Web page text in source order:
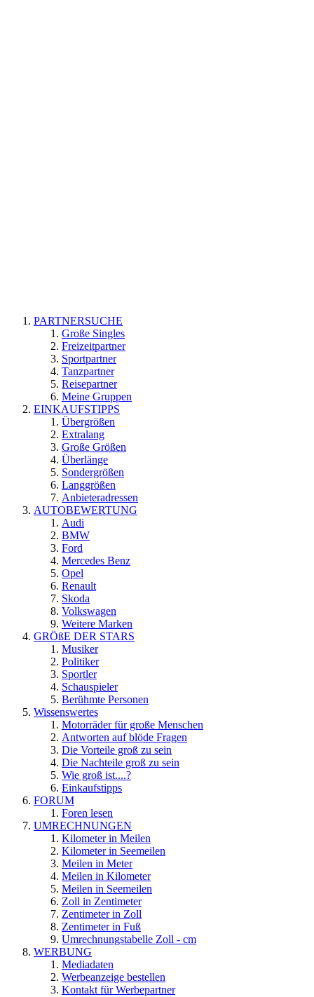
PARTNERSUCHE
Große Singles
Freizeitpartner
Sportpartner
Tanzpartner
Reisepartner
Meine Gruppen
EINKAUFSTIPPS
Übergrößen
Extralang
Große Größen
Überlänge
Sondergrößen
Langgrößen
Anbieteradressen
AUTOBEWERTUNG
Audi
BMW
Ford
Mercedes Benz
Opel
Renault
Skoda
Volkswagen
Weitere Marken
GRÖßE DER STARS
Musiker
Politiker
Sportler
Schauspieler
Berühmte Personen
Wissenswertes
Motorräder für große Menschen
Antworten auf blöde Fragen
Die Vorteile groß zu sein
Die Nachteile groß zu sein
Wie groß ist....?
Einkaufstipps
FORUM
Foren lesen
UMRECHNUNGEN
Kilometer in Meilen
Kilometer in Seemeilen
Meilen in Meter
Meilen in Kilometer
Meilen in Seemeilen
Zoll in Zentimeter
Zentimeter in Zoll
Zentimeter in Fuß
Umrechnungstabelle Zoll - cm
WERBUNG
Mediadaten
Werbeanzeige bestellen
Kontakt für Werbepartner